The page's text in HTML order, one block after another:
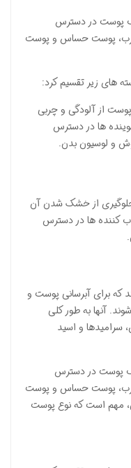
پوست در دسترس
پوست حساس و پوست
های زیر تقسیم کرد:
از آلودگی و چربی
ها در دسترس
و لوسیون بدن.
از خشک شدن آن
کننده ها در دسترس
برای آبرسانی پوست و
آنها به طور کلی
سرامیدها و اسید
پوست در دسترس
پوست حساس و پوست
مهم است که نوع پوست